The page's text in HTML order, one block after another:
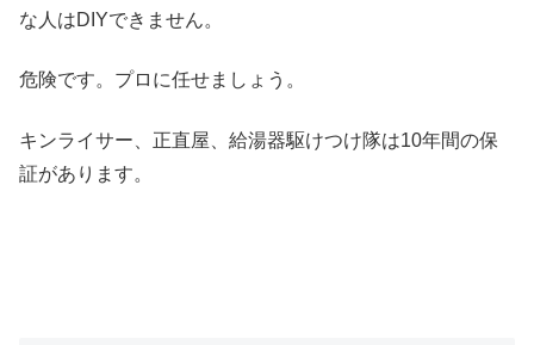
な人はDIYできません。
危険です。プロに任せましょう。
キンライサー、正直屋、給湯器駆けつけ隊は10年間の保
証があります。